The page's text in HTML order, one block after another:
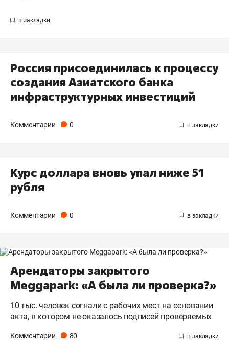
Россия присоединилась к процессу
создания Азиатского банка
инфраструктурных инвестиций
Комментарии 0
Курс доллара вновь упал ниже 51
рубля
Комментарии 0
Арендаторы закрытого
Meggapark: «А была ли проверка?»
10 тыс. человек согнали с рабочих мест на основании
акта, в котором не оказалось подписей проверяемых
Комментарии 80